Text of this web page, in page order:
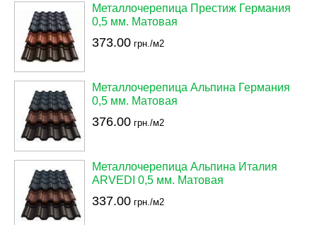
Металлочерепица Престиж Германия
0,5 мм. Матовая
373.00 грн./м2
Металлочерепица Альпина Германия
0,5 мм. Матовая
376.00 грн./м2
Металлочерепица Альпина Италия
ARVEDI 0,5 мм. Матовая
337.00 грн./м2